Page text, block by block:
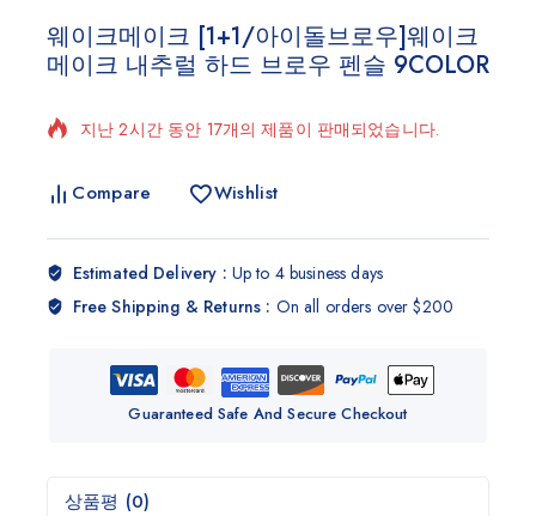
웨이크메이크 [1+1/아이돌브로우]웨이크
메이크 내추럴 하드 브로우 펜슬 9COLOR
지난 2시간 동안 17개의 제품이 판매되었습니다.
빠르게 판매 중! 1명이 장바구니에 담았습니다.
Compare Wishlist
Estimated Delivery : Up to 4 business days
Free Shipping & Returns : On all orders over $200
Guaranteed Safe And Secure Checkout
상품평 (0)